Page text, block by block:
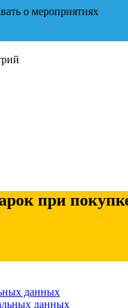
о мероприятиях
при
данных
данных